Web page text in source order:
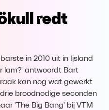
Download
redt
in 2010 uit in Ijsland
lam?' antwoordt Bart
kan nog wat gewerkt
broodnodige seconden
'The Big Bang' bij VTM